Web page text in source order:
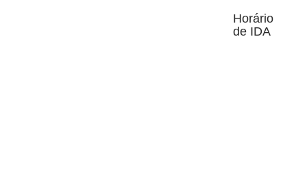
Horário
de IDA